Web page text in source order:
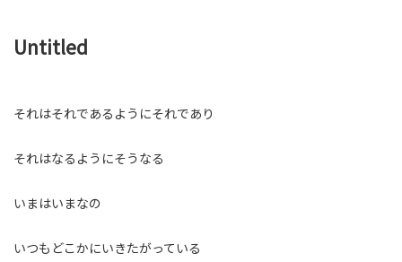
Untitled
それはそれであるようにそれであり
それはなるようにそうなる
いまはいまなの
いつもどこかにいきたがっている